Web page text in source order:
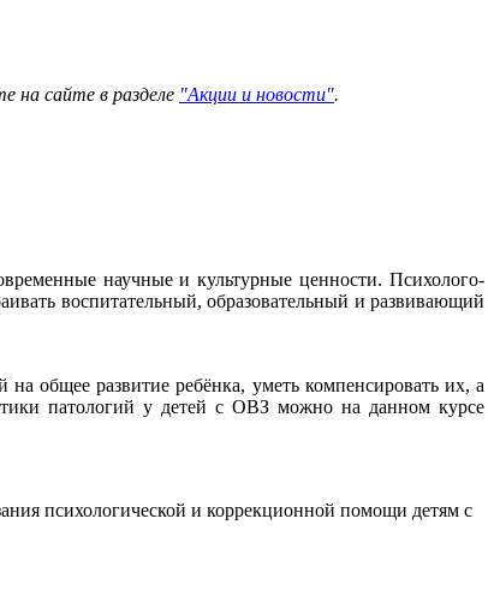
на сайте в разделе "Акции и новости".
научные и культурные ценности. Психолого-
воспитательный, образовательный и развивающий
общее развитие ребёнка, уметь компенсировать их, а
патологий у детей с ОВЗ можно на данном курсе
психологической и коррекционной помощи детям с